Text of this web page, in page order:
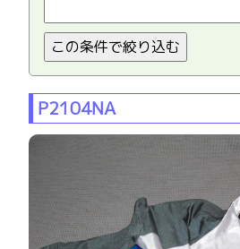
P2104NA